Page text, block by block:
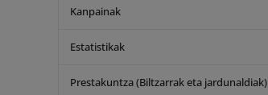
Kanpainak
Estatistikak
Prestakuntza (Biltzarrak eta jardunaldiak)